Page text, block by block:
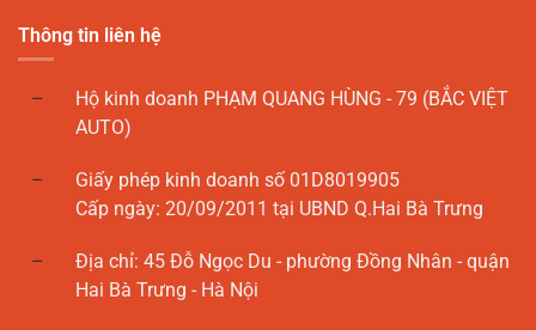
Thông tin liên hệ
Hộ kinh doanh PHẠM QUANG HÙNG - 79 (BẮC VIỆT
AUTO)
Giấy phép kinh doanh số 01D8019905
Cấp ngày: 20/09/2011 tại UBND Q.Hai Bà Trưng
Địa chỉ: 45 Đỗ Ngọc Du - phường Đồng Nhân - quận
Hai Bà Trưng - Hà Nội